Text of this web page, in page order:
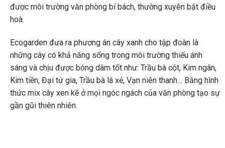
được môi trường văn phòng bí bách, thường xuyên bật điều
hoà.
Ecogarden đưa ra phương án cây xanh cho tập đoàn là
những cây có khả năng sống trong môi trường thiếu ánh
sáng và chịu được bóng dâm tốt như: Trầu bà cột, Kim ngân,
Kim tiền, Đại tứ gia, Trầu bà lá xẻ, Vạn niên thanh… Bằng hình
thức mix cây xen kẽ ở mọi ngóc ngách của văn phòng tạo sự
gần gũi thiên nhiên.